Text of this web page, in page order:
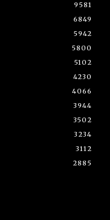
9581
6849
5942
5800
5102
4230
4066
3944
3502
3234
3112
2885